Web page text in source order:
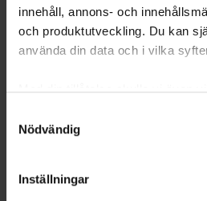
innehåll, annons- och
och produktutveckling. Du kan
använda din data och i vilka
Med din tillåtelse skulle vi även
som kan ha en noggrannhet
Ta reda på mer om hur dina
Nödvändig
Inställningar